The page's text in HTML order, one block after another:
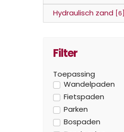
Hydraulisch zand [6]
Filter
Toepassing
Wandelpaden
Fietspaden
Parken
Bospaden